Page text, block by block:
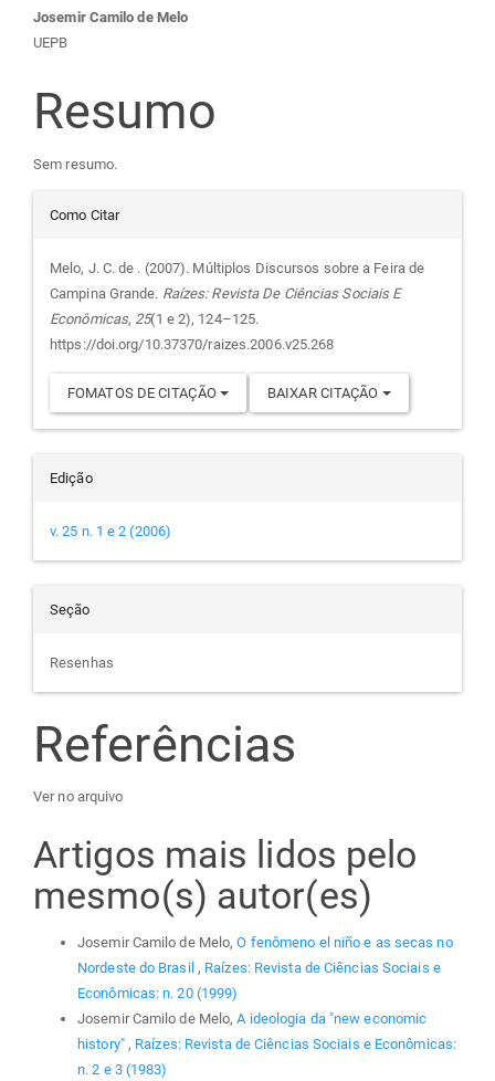
Conteúdo
do
artigo
principal
Josemir Camilo de Melo
UEPB
Resumo
Sem resumo.
Detalhes
do
artigo
Como Citar
Melo, J. C. de . (2007). Múltiplos Discursos sobre a Feira de
Campina Grande. Raízes: Revista De Ciências Sociais E
Econômicas, 25(1 e 2), 124–125.
https://doi.org/10.37370/raizes.2006.v25.268
FOMATOS DE CITAÇÃO BAIXAR CITAÇÃO
Edição
v. 25 n. 1 e 2 (2006)
Seção
Resenhas
Referências
Ver no arquivo
Artigos mais lidos pelo
mesmo(s) autor(es)
Josemir Camilo de Melo,O fenômeno el niño e as secas no
Nordeste do Brasil , Raízes: Revista de Ciências Sociais e
Econômicas: n. 20 (1999)
Josemir Camilo de Melo,A ideologia da "new economic
history" , Raízes: Revista de Ciências Sociais e Econômicas:
n. 2 e 3 (1983)